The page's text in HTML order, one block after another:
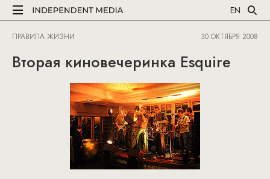
EN
ПРАВИЛА ЖИЗНИ 30 ОКТЯБРЯ 2008
Вторая киновечеринка Esquire